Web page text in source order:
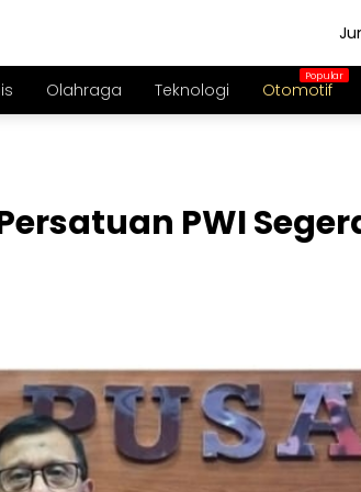
Olahraga Teknologi Otomotif
PWI